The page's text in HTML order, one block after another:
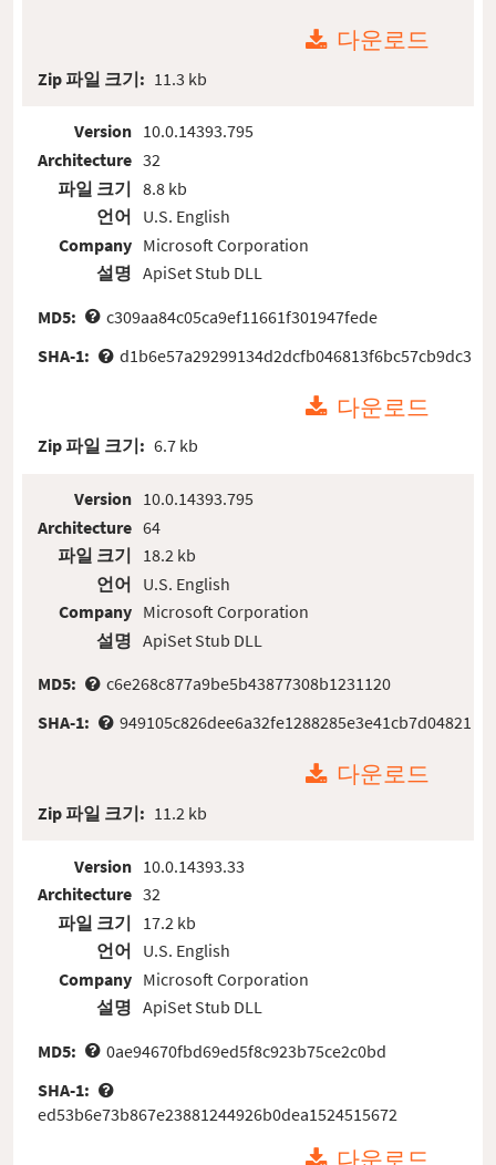
다운로드
Zip 파일 크기: 11.3 kb
Version
Architecture
파일 크기
언어
Company
설명
10.0.14393.795
32
8.8 kb
U.S. English
Microsoft Corporation
ApiSet Stub DLL
MD5:
c309aa84c05ca9ef11661f301947fede
SHA-1:
d1b6e57a29299134d2dcfb046813f6bc57cb9dc3
다운로드
Zip 파일 크기: 6.7 kb
Version
Architecture
파일 크기
언어
Company
설명
10.0.14393.795
64
18.2 kb
U.S. English
Microsoft Corporation
ApiSet Stub DLL
MD5:
c6e268c877a9be5b43877308b1231120
SHA-1:
949105c826dee6a32fe1288285e3e41cb7d04821
다운로드
Zip 파일 크기: 11.2 kb
Version
Architecture
파일 크기
언어
Company
설명
10.0.14393.33
32
17.2 kb
U.S. English
Microsoft Corporation
ApiSet Stub DLL
MD5:
0ae94670fbd69ed5f8c923b75ce2c0bd
SHA-1:
ed53b6e73b867e23881244926b0dea1524515672